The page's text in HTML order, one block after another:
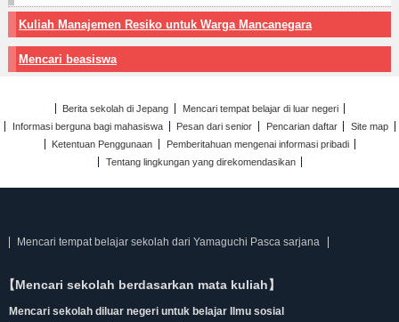
Kuliah Manajemen Resiko untuk Warga Mancanegara
Mencari beasiswa
Berita sekolah di Jepang
Mencari tempat belajar di luar negeri
Informasi berguna bagi mahasiswa
Pesan dari senior Pencarian daftar
Site map
Ketentuan Penggunaan
Pemberitahuan mengenai informasi pribadi
Tentang lingkungan yang direkomendasikan
Mencari tempat belajar sekolah dari Yamaguchi Pasca sarjana
【Mencari sekolah berdasarkan mata kuliah】
Mencari sekolah diluar negeri untuk belajar Ilmu sosial